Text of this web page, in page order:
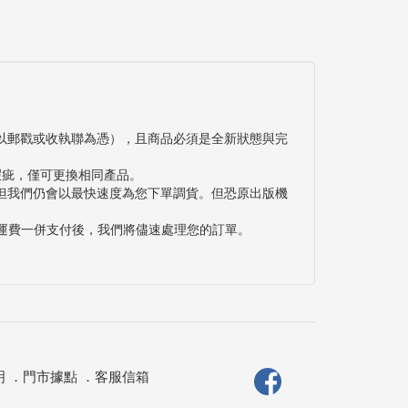
戳或收執聯為憑），且商品必須是全新狀態與完
，僅可更換相同產品。
們仍會以最快速度為您下單調貨。但恐原出版機
一併支付後，我們將儘速處理您的訂單。
． 門市據點． 客服信箱